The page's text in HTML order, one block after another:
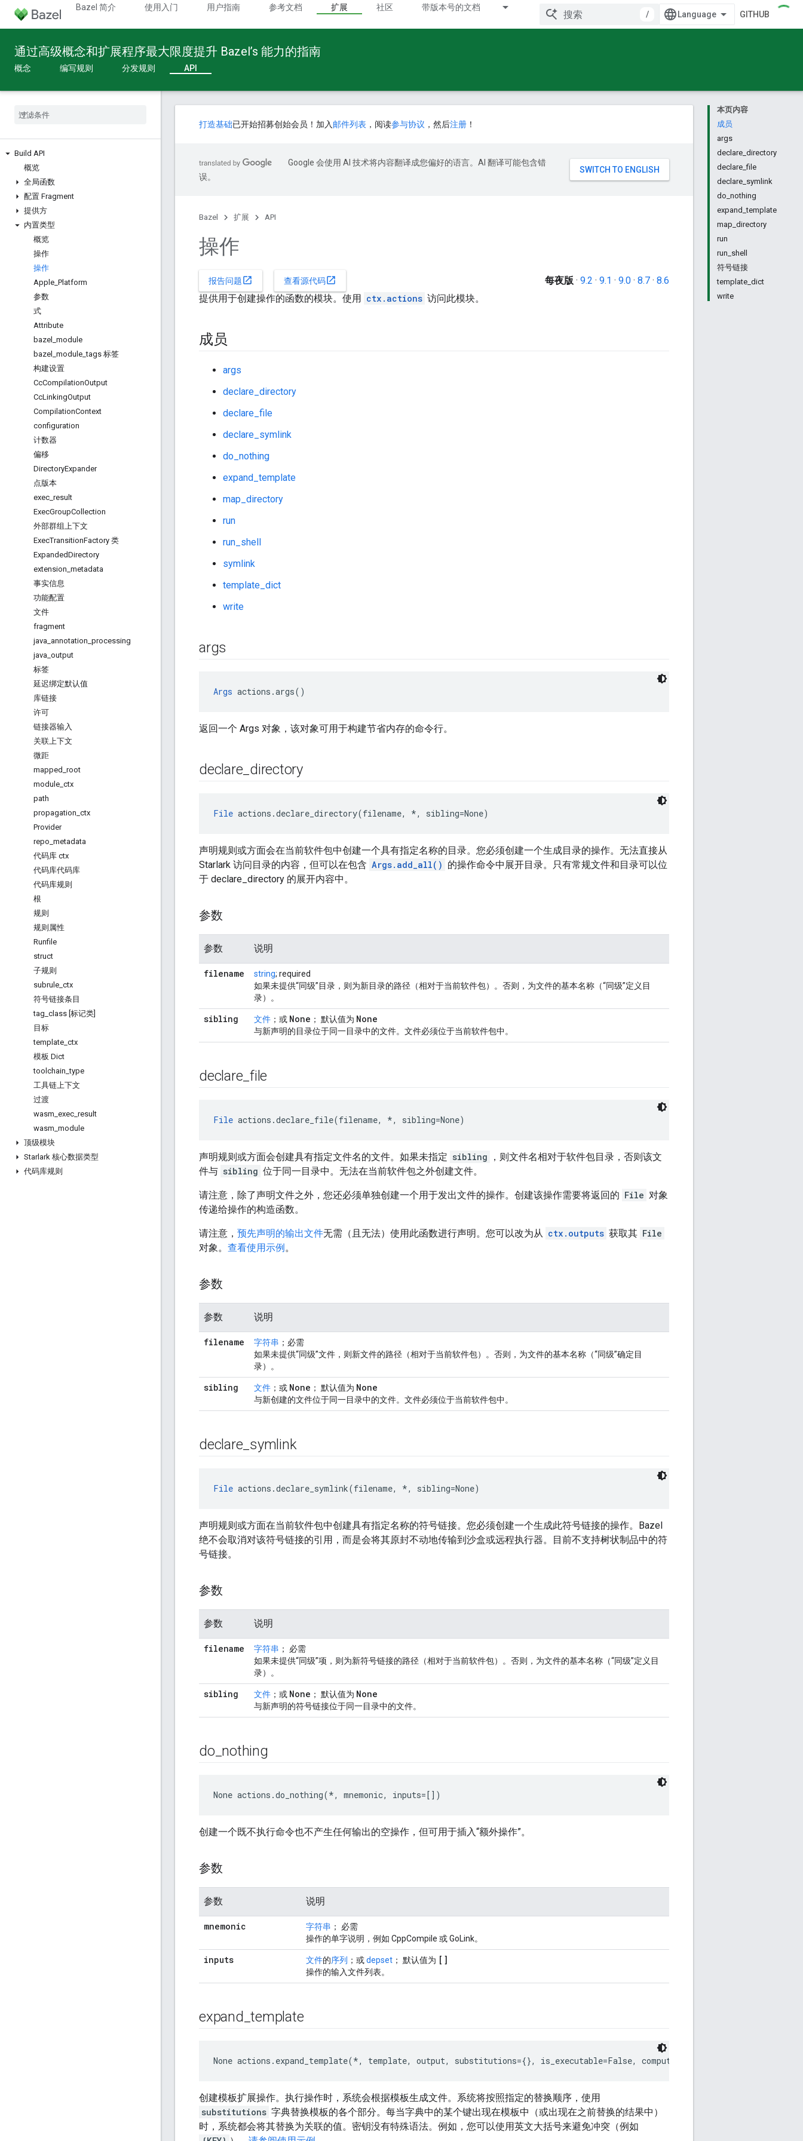
Bazel 简介 使用入门 用户指南 参考文档 扩展 社区 带版本号的文档
/ GITHUB
通过高级概念和扩展程序最大限度提升 Bazel’s 能力的指南
概念 编写规则 分发规则 API
Build API
概览
全局函数
配置 Fragment
提供方
内置类型
概览
操作
操作
Apple Platform
参数
式
Attribute
bazel module
bazel module _tags 标签
构建设置
CcCompilationOutput
CcLinkingOutput
CompilationContext
configuration
计数器
偏移
DirectoryExpander
点版本
exec result
ExecGroupCollection
外部群组上下文
ExecTransitionFactory 类
ExpandedDirectory
extension metadata
事实信息
功能配置
文件
fragment
java annotation processing
java output
标签
延迟绑定默认值
库链接
许可
链接器输入
关联上下文
微距
mapped root
module ctx
path
propagation ctx
Provider
repo metadata
代码库 ctx
代码库代码库
代码库规则
根
规则
规则属性
Runfile
struct
子规则
subrule ctx
符号链接条目
tag class [标记类]
目标
template ctx
模板 Dict
toolchain _type
工具链上下文
过渡
wasm exec result
wasm module
顶级模块
Starlark 核心数据类型
代码库规则
本页内容
成员
args
declare_directory
declare_file
declare_symlink
do_nothing
expand_template
map_directory
run
run_shell
符号链接
template_dict
write
打造基础已开始招募创始会员！加入 邮件列表 ，阅读参与协议 ，然后注册 ！
Google 会使用 AI 技术将内容翻译成您偏好的语言。AI 翻译可能包含错
误。
Bazel 扩展 API
操作
报告问题open_in_new 查看源代码open_in_new 每夜版 · 9.2 · 9.1 · 9.0 · 8.7 · 8.6
提供用于创建操作的函数的模块。使用 ctx.actions 访问此模块。
成员
args
declare_directory
declare_file
declare_symlink
do_nothing
expand_template
map_directory
run
run_shell
symlink
template_dict
write
args
Args actions.args()
返回一个 Args 对象，该对象可用于构建节省内存的命令行。
declare directory
File actions.declare_directory(filename, *, sibling=None)
声明规则或方面会在当前软件包中创建一个具有指定名称的目录。您必须创建一个生成目录的操作。无法直接从
Starlark 访问目录的内容，但可以在包含 Args.add_all() 的操作命令中展开目录。只有常规文件和目录可以位
于 declare_directory 的展开内容中。
参数
参数 说明
filename string; required
如果未提供“同级”目录，则为新目录的路径（相对于当前软件包）。否则，为文件的基本名称（“同级”定义目
录）。
sibling 文件 ；或 None ； 默认值为 None
与新声明的目录位于同一目录中的文件。文件必须位于当前软件包中。
declare _file
File actions.declare_file(filename, *, sibling=None)
声明规则或方面会创建具有指定文件名的文件。如果未指定 sibling
，则文件名相对于软件包目录，否则该文
件与 sibling 位于同一目录中。无法在当前软件包之外创建文件。
请注意，除了声明文件之外，您还必须单独创建一个用于发出文件的操作。创建该操作需要将返回的 File 对象
传递给操作的构造函数。
请注意， 预先声明的输出文件无需（且无法）使用此函数进行声明。您可以改为从 ctx.outputs 获取其 File
对象。 查看使用示例。
参数
参数 说明
filename 字符串 ；必需
如果未提供“同级”文件，则新文件的路径（相对于当前软件包）。否则，为文件的基本名称（“同级”确定目
录）。
sibling 文件 ；或 None ； 默认值为 None
与新创建的文件位于同一目录中的文件。文件必须位于当前软件包中。
declare symlink
File actions.declare_symlink(filename, *, sibling=None)
声明规则或方面在当前软件包中创建具有指定名称的符号链接。您必须创建一个生成此符号链接的操作。Bazel
绝不会取消对该符号链接的引用，而是会将其原封不动地传输到沙盒或远程执行器。目前不支持树状制品中的符
号链接。
参数
参数 说明
filename 字符串 ； 必需
如果未提供“同级”项，则为新符号链接的路径（相对于当前软件包）。否则，为文件的基本名称（“同级”定义目
录）。
sibling 文件 ；或 None ； 默认值为 None
与新声明的符号链接位于同一目录中的文件。
do nothing
None actions.do_nothing(*, mnemonic, inputs=[])
创建一个既不执行命令也不产生任何输出的空操作，但可用于插入“额外操作”。
参数
参数 说明
mnemonic 字符串 ； 必需
操作的单字说明，例如 CppCompile 或 GoLink。
inputs 文件的序列 ；或depset ； 默认值为 []
操作的输入文件列表。
expand _template
None actions.expand_template(*, template, output, substitutions={}, is_executable=False, computed_substitutions=unbound)
创建模板扩展操作。执行操作时，系统会根据模板生成文件。系统将按照指定的替换顺序，使用
substitutions 字典替换模板的各个部分。每当字典中的某个键出现在模板中（或出现在之前替换的结果中）
时，系统都会将其替换为关联的值。密钥没有特殊语法。例如，您可以使用英文大括号来避免冲突（例如